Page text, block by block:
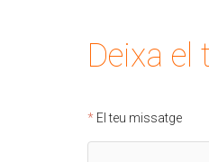
Deixa
El teu missatge